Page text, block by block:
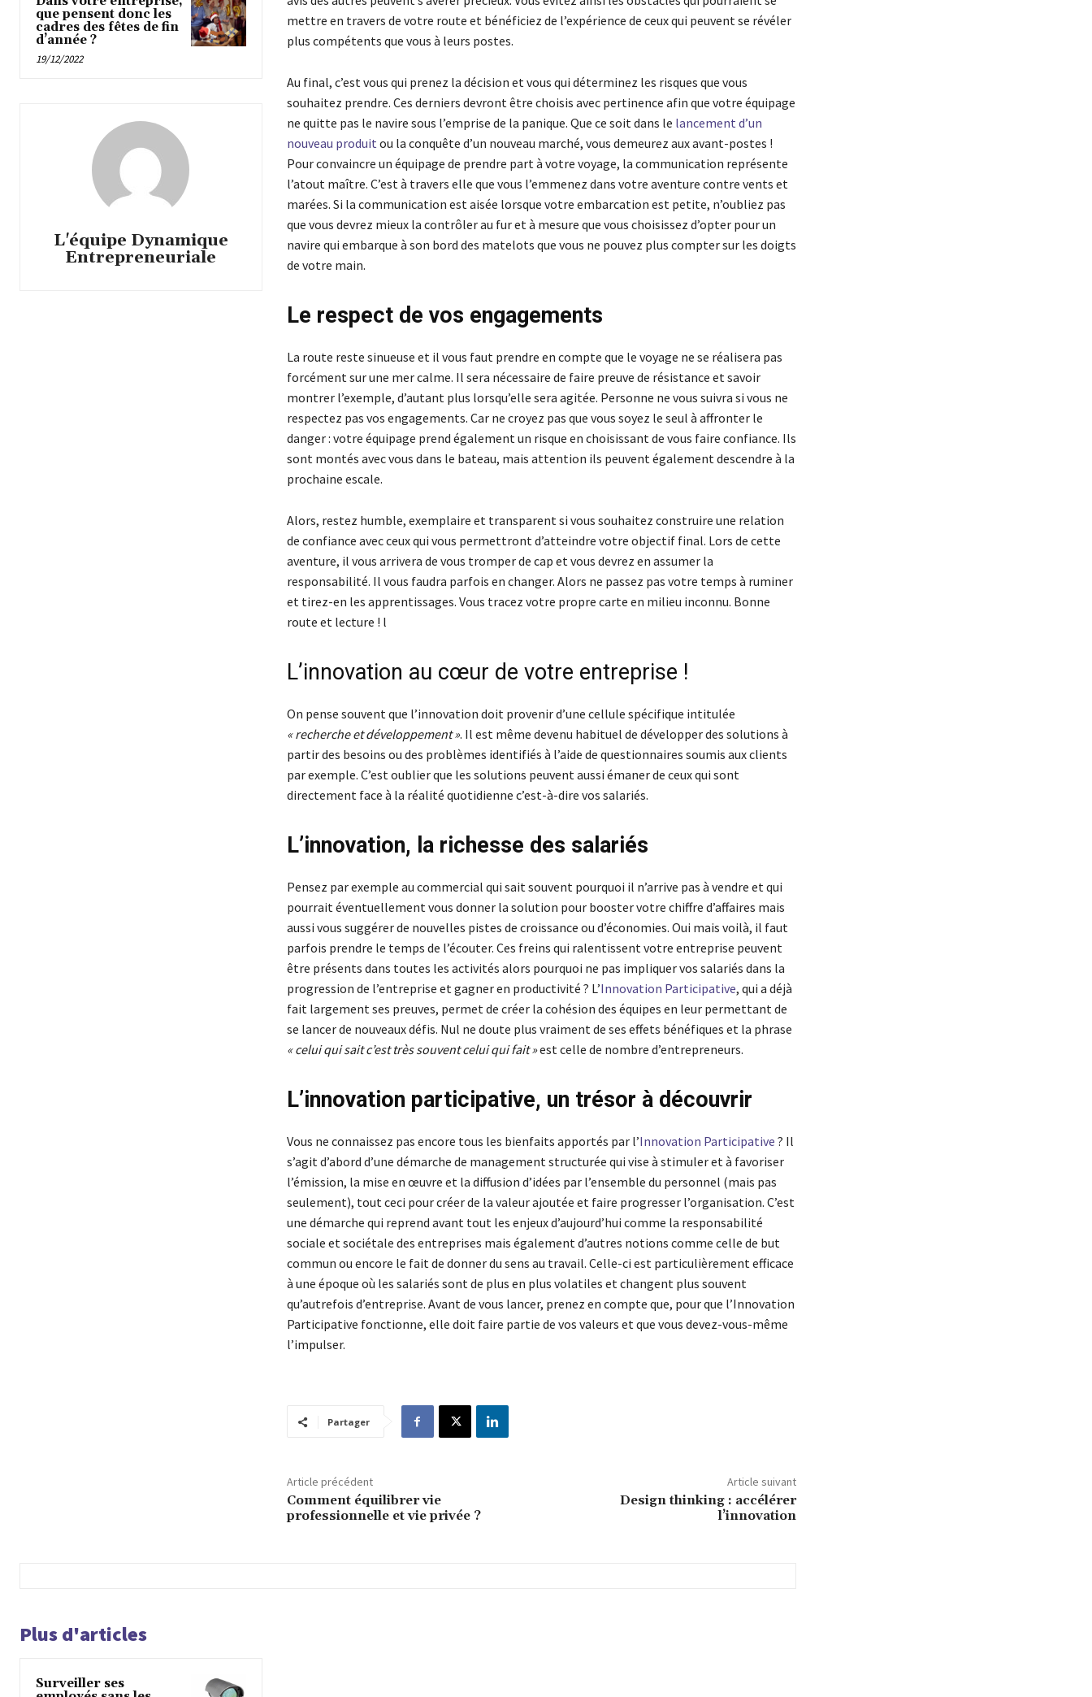
que pensent donc les
cadres des fêtes de fin
d’année ?
19/12/2022
L'équipe Dynamique
Entrepreneuriale
mettre en travers de votre route et bénéficiez de l’expérience de ceux qui peuvent se révéler
plus compétents que vous à leurs postes.
Au final, c’est vous qui prenez la décision et vous qui déterminez les risques que vous
souhaitez prendre. Ces derniers devront être choisis avec pertinence afin que votre équipage
ne quitte pas le navire sous l’emprise de la panique. Que ce soit dans le lancement d’un
nouveau produit ou la conquête d’un nouveau marché, vous demeurez aux avant-postes !
Pour convaincre un équipage de prendre part à votre voyage, la communication représente
l’atout maître. C’est à travers elle que vous l’emmenez dans votre aventure contre vents et
marées. Si la communication est aisée lorsque votre embarcation est petite, n’oubliez pas
que vous devrez mieux la contrôler au fur et à mesure que vous choisissez d’opter pour un
navire qui embarque à son bord des matelots que vous ne pouvez plus compter sur les doigts
de votre main.
Le respect de vos engagements
La route reste sinueuse et il vous faut prendre en compte que le voyage ne se réalisera pas
forcément sur une mer calme. Il sera nécessaire de faire preuve de résistance et savoir
montrer l’exemple, d’autant plus lorsqu’elle sera agitée. Personne ne vous suivra si vous ne
respectez pas vos engagements. Car ne croyez pas que vous soyez le seul à affronter le
danger : votre équipage prend également un risque en choisissant de vous faire confiance. Ils
sont montés avec vous dans le bateau, mais attention ils peuvent également descendre à la
prochaine escale.
Alors, restez humble, exemplaire et transparent si vous souhaitez construire une relation
de confiance avec ceux qui vous permettront d’atteindre votre objectif final. Lors de cette
aventure, il vous arrivera de vous tromper de cap et vous devrez en assumer la
responsabilité. Il vous faudra parfois en changer. Alors ne passez pas votre temps à ruminer
et tirez-en les apprentissages. Vous tracez votre propre carte en milieu inconnu. Bonne
route et lecture ! l
L’innovation au cœur de votre entreprise !
On pense souvent que l’innovation doit provenir d’une cellule spécifique intitulée
« recherche et développement ». Il est même devenu habituel de développer des solutions à
partir des besoins ou des problèmes identifiés à l’aide de questionnaires soumis aux clients
par exemple. C’est oublier que les solutions peuvent aussi émaner de ceux qui sont
directement face à la réalité quotidienne c’est-à-dire vos salariés.
L’innovation, la richesse des salariés
Pensez par exemple au commercial qui sait souvent pourquoi il n’arrive pas à vendre et qui
pourrait éventuellement vous donner la solution pour booster votre chiffre d’affaires mais
aussi vous suggérer de nouvelles pistes de croissance ou d’économies. Oui mais voilà, il faut
parfois prendre le temps de l’écouter. Ces freins qui ralentissent votre entreprise peuvent
être présents dans toutes les activités alors pourquoi ne pas impliquer vos salariés dans la
progression de l’entreprise et gagner en productivité ? L’Innovation Participative, qui a déjà
fait largement ses preuves, permet de créer la cohésion des équipes en leur permettant de
se lancer de nouveaux défis. Nul ne doute plus vraiment de ses effets bénéfiques et la phrase
« celui qui sait c’est très souvent celui qui fait »est celle de nombre d’entrepreneurs.
L’innovation participative, un trésor à découvrir
Vous ne connaissez pas encore tous les bienfaits apportés par l’Innovation Participative ? Il
s’agit d’abord d’une démarche de management structurée qui vise à stimuler et à favoriser
l’émission, la mise en œuvre et la diffusion d’idées par l’ensemble du personnel (mais pas
seulement), tout ceci pour créer de la valeur ajoutée et faire progresser l’organisation. C’est
une démarche qui reprend avant tout les enjeux d’aujourd’hui comme la responsabilité
sociale et sociétale des entreprises mais également d’autres notions comme celle de but
commun ou encore le fait de donner du sens au travail. Celle-ci est particulièrement efficace
à une époque où les salariés sont de plus en plus volatiles et changent plus souvent
qu’autrefois d’entreprise. Avant de vous lancer, prenez en compte que, pour que l’Innovation
Participative fonctionne, elle doit faire partie de vos valeurs et que vous devez-vous-même
l’impulser.
Partager
Article précédent
Comment équilibrer vie
professionnelle et vie privée ?
Article suivant
Design thinking : accélérer
l’innovation
Plus d'articles
Surveiller ses